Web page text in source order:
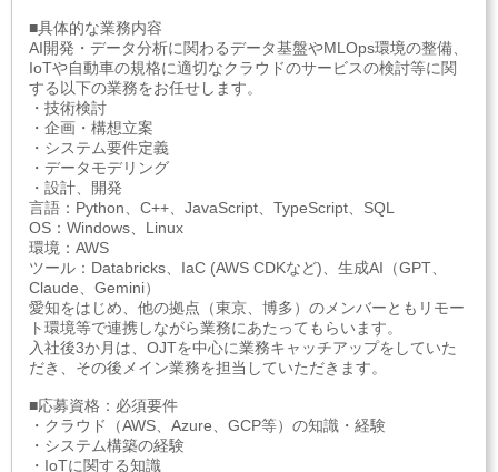
■具体的な業務内容
AI開発・データ分析に関わるデータ基盤やMLOps環境の整備、
IoTや自動車の規格に適切なクラウドのサービスの検討等に関
する以下の業務をお任せします。
・技術検討
・企画・構想立案
・システム要件定義
・データモデリング
・設計、開発
言語：Python、C++、JavaScript、TypeScript、SQL
OS：Windows、Linux
環境：AWS
ツール：Databricks、IaC (AWS CDKなど)、生成AI（GPT、
Claude、Gemini）
愛知をはじめ、他の拠点（東京、博多）のメンバーともリモー
ト環境等で連携しながら業務にあたってもらいます。
入社後3か月は、OJTを中心に業務キャッチアップをしていた
だき、その後メイン業務を担当していただきます。
■応募資格：必須要件
・クラウド（AWS、Azure、GCP等）の知識・経験
・システム構築の経験
・IoTに関する知識